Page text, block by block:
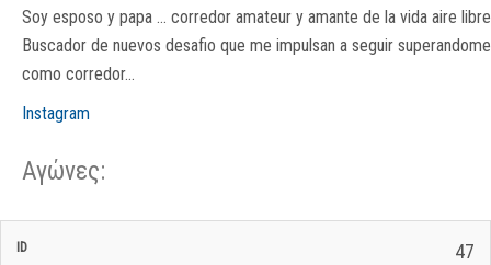
Soy esposo y papa ... corredor amateur y amante de la vida aire
Buscador de nuevos desafio que me impulsan a seguir superandome
como corredor...
Instagram
Αγώνες:
47